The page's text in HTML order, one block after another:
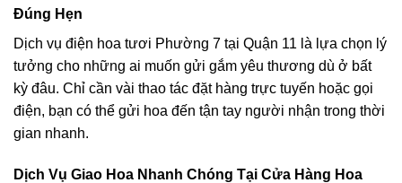
Đúng Hẹn
Dịch vụ điện hoa tươi Phường 7 tại Quận 11 là lựa chọn lý
tưởng cho những ai muốn gửi gắm yêu thương dù ở bất
kỳ đâu. Chỉ cần vài thao tác đặt hàng trực tuyến hoặc gọi
điện, bạn có thể gửi hoa đến tận tay người nhận trong thời
gian nhanh.
Dịch Vụ Giao Hoa Nhanh Chóng Tại Cửa Hàng Hoa